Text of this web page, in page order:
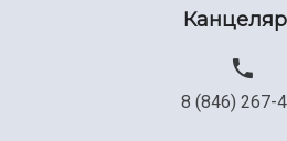
8 (846) 267-